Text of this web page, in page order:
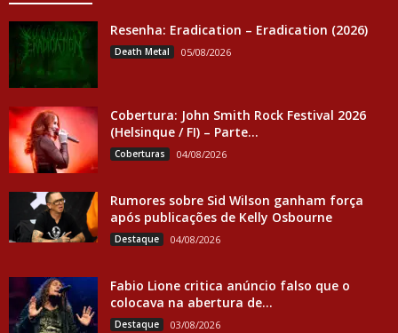
Resenha: Eradication – Eradication (2026)
Death Metal 05/08/2026
Cobertura: John Smith Rock Festival 2026
(Helsinque / FI) – Parte...
Coberturas 04/08/2026
Rumores sobre Sid Wilson ganham força
após publicações de Kelly Osbourne
Destaque 04/08/2026
Fabio Lione critica anúncio falso que o
colocava na abertura de...
Destaque 03/08/2026